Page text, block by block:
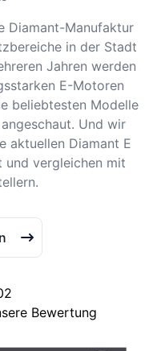
Diamant-Manufaktur
in der Stadt
Jahren werden
E-Motoren
beliebtesten Modelle
Und wir
aktuellen Diamant E
und vergleichen mit
Bewertung